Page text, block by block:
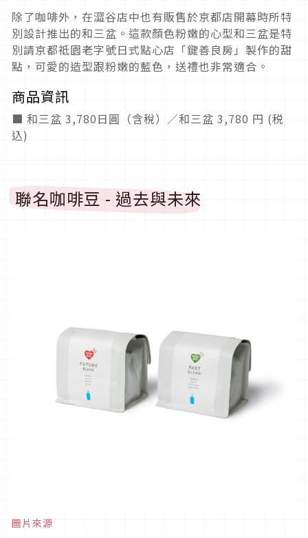
除了咖啡外，在澀谷店中也有販售於京都店開幕時所特
別設計推出的和三盆。這款顏色粉嫩的心型和三盆是特
別請京都祗園老字號日式點心店「鍵善良房」製作的甜
點，可愛的造型跟粉嫩的藍色，送禮也非常適合。
商品資訊
■ 和三盆 3,780日圓（含稅）／和三盆 3,780 円 (税
込)
聯名咖啡豆 - 過去與未來
圖片來源